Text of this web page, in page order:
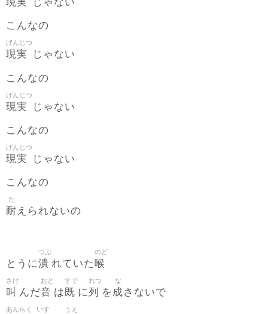
じゃない
こんなの
現実
げんじつ
じゃない
こんなの
現実
げんじつ
じゃない
こんなの
現実
げんじつ
じゃない
こんなの
耐
た
えられないの
とうに潰
つぶ
れていた喉
のど
叫
さけ
んだ音
おと
は 既
すで
に列
れつ
を成
な
さないで
あんらく いす うえ